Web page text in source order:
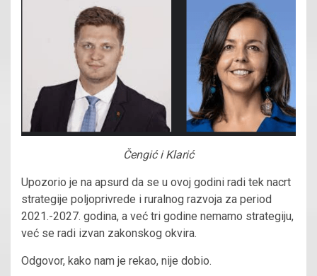
Čengić i Klarić
Upozorio je na apsurd da se u ovoj godini radi tek nacrt
strategije poljoprivrede i ruralnog razvoja za period
2021.-2027. godina, a već tri godine nemamo strategiju,
već se radi izvan zakonskog okvira.
Odgovor, kako nam je rekao, nije dobio.